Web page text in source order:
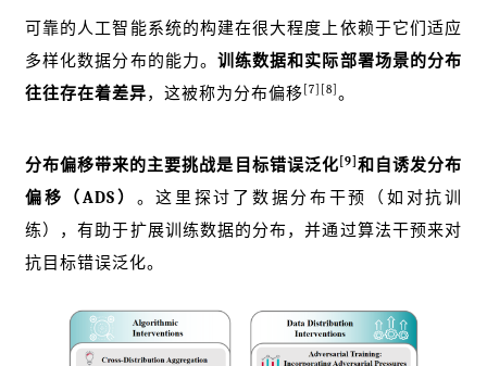
可靠的人工智能系统的构建在很大程度上依赖于它们适应
多样化数据分布的能力。 训练数据和实际部署场景的分布
往往存在着差异，这被称为分布偏移 [7] [8] 。
分布偏移带来的主要挑战是目标错误泛化 [9] 和自诱发分布
偏移（ADS） 。这里探讨了数据分布干预（如对抗训
练），有助于扩展训练数据的分布，并通过算法干预来对
抗目标错误泛化。